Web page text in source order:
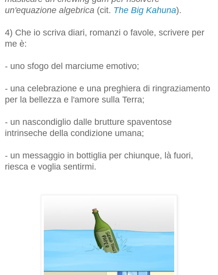
un'equazione algebrica (cit. The Big Kahuna).
4) Che io scriva diari, romanzi o favole, scrivere per
me è:
- uno sfogo del marciume emotivo;
- una celebrazione e una preghiera di ringraziamento
per la bellezza e l'amore sulla Terra;
- un nascondiglio dalle brutture spaventose
intrinseche della condizione umana;
- un messaggio in bottiglia per chiunque, là fuori,
riesca e voglia sentirmi.